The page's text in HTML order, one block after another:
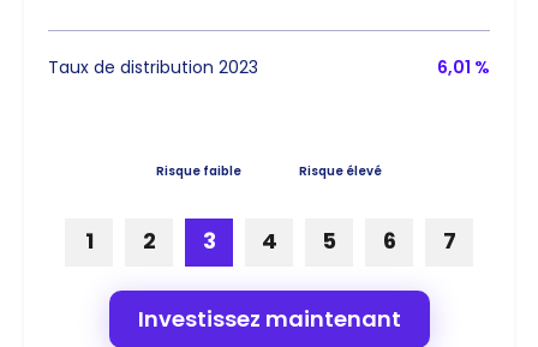
Taux de distribution 2023 6,01 %
Risque faible Risque élevé
1 2 3 4 5 6 7
Investissez maintenant